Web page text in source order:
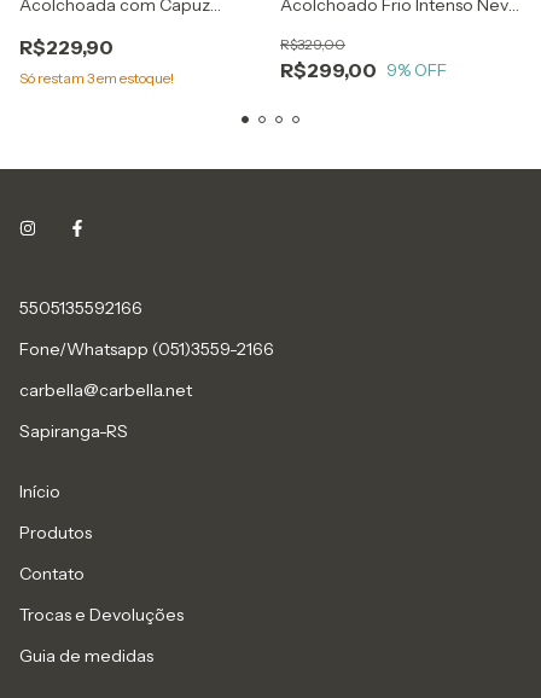
Acolchoada com Capuz
R$229,90
Só restam 3em estoque!
Acolchoado Frio Intenso Neve
R$299,00
R$329,00
9% OFF
5505135592166
Fone/Whatsapp (051)3559-2166
carbella@carbella.net
Sapiranga-RS
Início
Produtos
Contato
Trocas e Devoluções
Guia de medidas